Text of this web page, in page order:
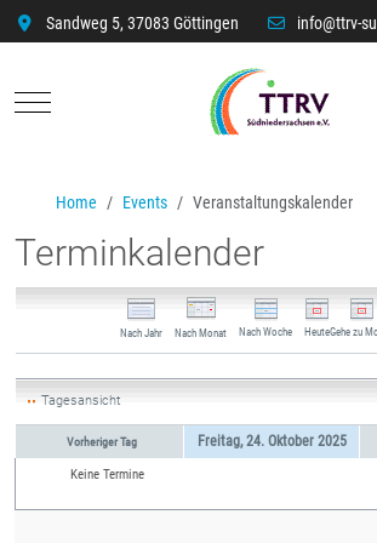
Sandweg 5, 37083 Göttingen info@ttrv-
Mobile Menu Toggle
Home Events Veranstaltungskalender
Terminkalender
Nach Jahr Nach Monat Nach Woche HeuteGehe zu
Tagesansicht
Vorheriger Tag Freitag, 24. Oktober 2025
Keine Termine